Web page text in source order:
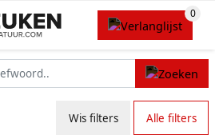
Wis filters Alle filters